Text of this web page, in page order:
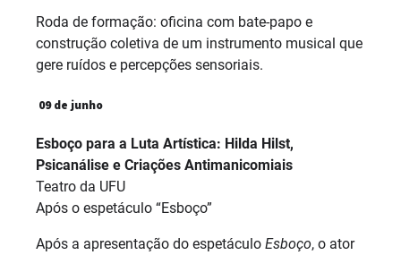
Roda de formação: oficina com bate-papo e
construção coletiva de um instrumento musical que
gere ruídos e percepções sensoriais.
09 de junho
Esboço para a Luta Artística: Hilda Hilst,
Psicanálise e Criações Antimanicomiais
Teatro da UFU
Após o espetáculo “Esboço”
Após a apresentação do espetáculo Esboço, o ator